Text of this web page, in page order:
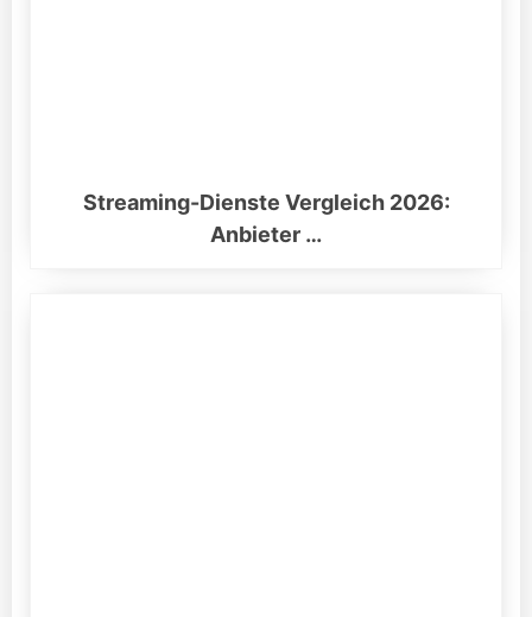
Streaming-Dienste Vergleich 2026:
Anbieter …